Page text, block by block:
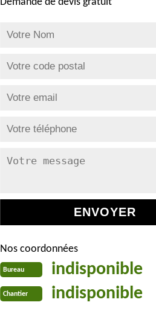
Nos coordonnées
Bureau indisponible
Chantier indisponible